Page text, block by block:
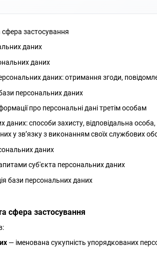
сфера застосування
даних
даних
даних: отримання згоди,
персональних даних
про персональні дані третім особам
даних: способи захисту, відповідальна
у зв’язку з виконанням своїх службових
даних
суб'єкта персональних даних
бази персональних даних
сфера застосування
— іменована сукупність упорядкованих